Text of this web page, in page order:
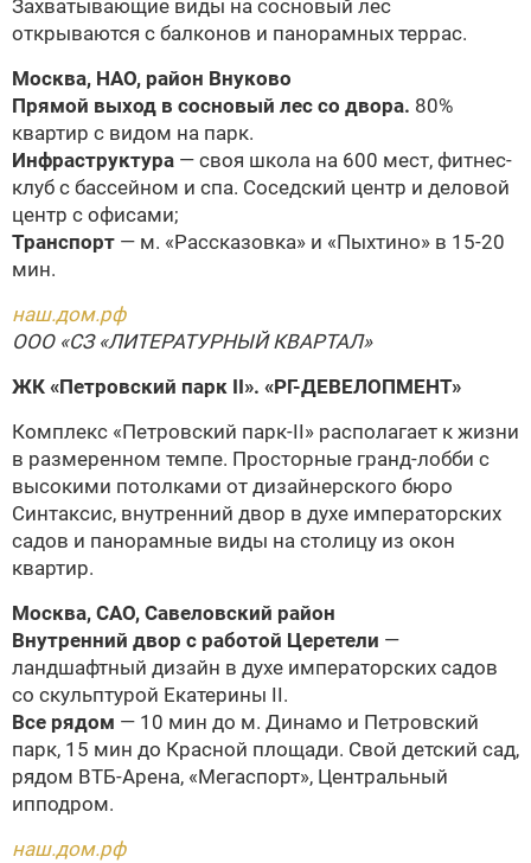
Захватывающие виды на сосновый лес
открываются с балконов и панорамных террас.
Москва, НАО, район Внуково
Прямой выход в сосновый лес со двора. 80%
квартир с видом на парк.
Инфраструктура — своя школа на 600 мест, фитнес-
клуб с бассейном и спа. Соседский центр и деловой
центр с офисами;
Транспорт — м. «Рассказовка» и «Пыхтино» в 15-20
мин.
наш.дом.рф
ООО «СЗ «ЛИТЕРАТУРНЫЙ КВАРТАЛ»
ЖК «Петровский парк II». «РГ-ДЕВЕЛОПМЕНТ»
Комплекс «Петровский парк-II» располагает к жизни
в размеренном темпе. Просторные гранд-лобби с
высокими потолками от дизайнерского бюро
Синтаксис, внутренний двор в духе императорских
садов и панорамные виды на столицу из окон
квартир.
Москва, САО, Савеловский район
Внутренний двор с работой Церетели —
ландшафтный дизайн в духе императорских садов
со скульптурой Екатерины II.
Все рядом — 10 мин до м. Динамо и Петровский
парк, 15 мин до Красной площади. Свой детский сад,
рядом ВТБ-Арена, «Мегаспорт», Центральный
ипподром.
наш.дом.рф